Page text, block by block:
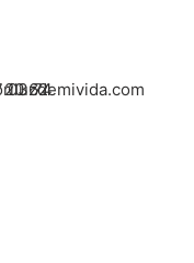
03 74
20 62